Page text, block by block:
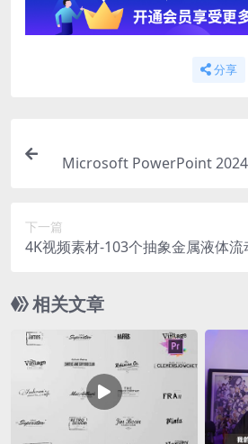
分享
Microsoft PowerPoint
下一篇
4K视频素材-103个抽象金属液体流
相关文章